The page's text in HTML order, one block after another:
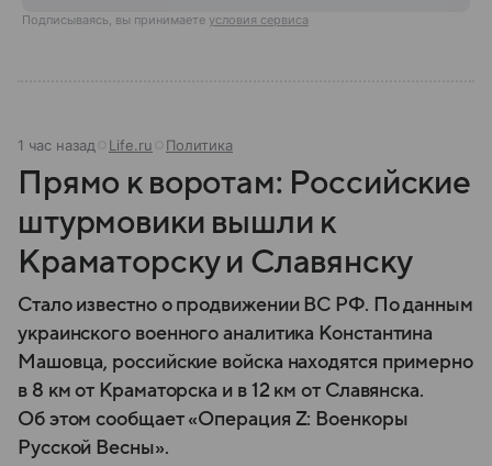
Подписываясь, вы принимаете условия сервиса
1 час назад Life.ru Политика
Прямо к воротам: Российские
штурмовики вышли к
Краматорску и Славянску
Стало известно о продвижении ВС РФ. По данным
украинского военного аналитика Константина
Машовца, российские войска находятся примерно
в 8 км от Краматорска и в 12 км от Славянска.
Об этом сообщает «Операция Z: Военкоры
Русской Весны».